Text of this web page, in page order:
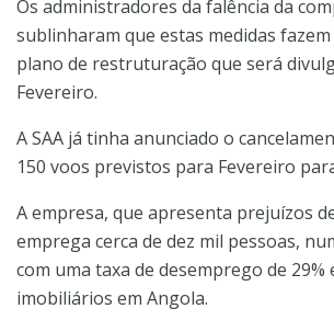
Os administradores da falência da
sublinharam que estas medidas
plano de restruturação que será
Fevereiro.
A SAA já tinha anunciado o
150 voos previstos para Fevereiro
A empresa, que apresenta prejuízos
emprega cerca de dez mil pessoas,
com uma taxa de desemprego de 29%
imobiliários em Angola.